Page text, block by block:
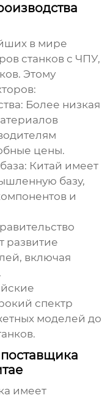
в мире
станков с ЧПУ,
. Этому
Более низкая
цены.
Китай имеет
базу,
и
развитие
включая
спектр
моделей до
имеет